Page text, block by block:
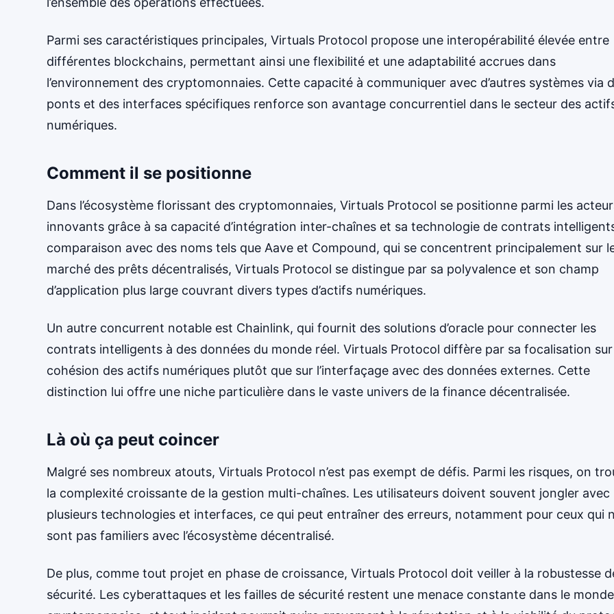
Parmi ses caractéristiques principales, Virtuals Protocol propose une interopérabilité élevée entre
différentes blockchains, permettant ainsi une flexibilité et une adaptabilité accrues dans
l’environnement des cryptomonnaies. Cette capacité à communiquer avec d’autres systèmes via
ponts et des interfaces spécifiques renforce son avantage concurrentiel dans le secteur des
numériques.
Comment il se positionne
Dans l’écosystème florissant des cryptomonnaies, Virtuals Protocol se positionne parmi les
innovants grâce à sa capacité d’intégration inter-chaînes et sa technologie de contrats
comparaison avec des noms tels que Aave et Compound, qui se concentrent principalement sur
marché des prêts décentralisés, Virtuals Protocol se distingue par sa polyvalence et son champ
d’application plus large couvrant divers types d’actifs numériques.
Un autre concurrent notable est Chainlink, qui fournit des solutions d’oracle pour connecter les
contrats intelligents à des données du monde réel. Virtuals Protocol diffère par sa focalisation sur
cohésion des actifs numériques plutôt que sur l’interfaçage avec des données externes. Cette
distinction lui offre une niche particulière dans le vaste univers de la finance décentralisée.
Là où ça peut coincer
Malgré ses nombreux atouts, Virtuals Protocol n’est pas exempt de défis. Parmi les risques, on
la complexité croissante de la gestion multi-chaînes. Les utilisateurs doivent souvent jongler avec
plusieurs technologies et interfaces, ce qui peut entraîner des erreurs, notamment pour ceux qui
sont pas familiers avec l’écosystème décentralisé.
De plus, comme tout projet en phase de croissance, Virtuals Protocol doit veiller à la robustesse
sécurité. Les cyberattaques et les failles de sécurité restent une menace constante dans le